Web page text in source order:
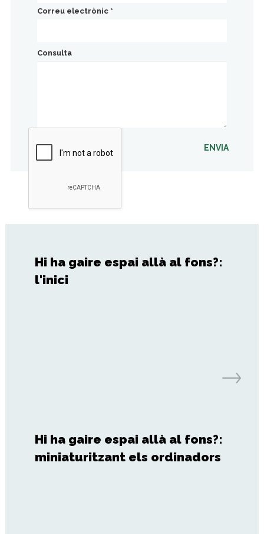
Correu electrònic *
Consulta
ENVIA
Hi ha gaire espai allà al fons?:
l'inici
Hi ha gaire espai allà al fons?:
miniaturitzant els ordinadors